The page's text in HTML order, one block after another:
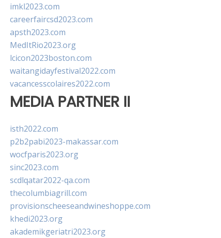
imkl2023.com
careerfaircsd2023.com
apsth2023.com
MedItRio2023.org
lcicon2023boston.com
waitangidayfestival2022.com
vacancesscolaires2022.com
MEDIA PARTNER II
isth2022.com
p2b2pabi2023-makassar.com
wocfparis2023.org
sinc2023.com
scdlqatar2022-qa.com
thecolumbiagrill.com
provisionscheeseandwineshoppe.com
khedi2023.org
akademikgeriatri2023.org